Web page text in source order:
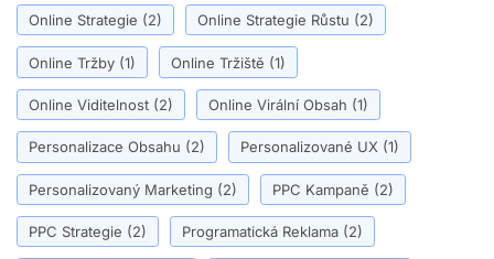
Online Strategie (2) Online Strategie Růstu (2)
Online Tržby (1) Online Tržiště (1)
Online Viditelnost (2) Online Virální Obsah (1)
Personalizace Obsahu (2) Personalizované UX (1)
Personalizovaný Marketing (2) PPC Kampaně (2)
PPC Strategie (2) Programatická Reklama (2)